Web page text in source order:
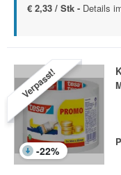
€ 2,33 / Stk - Details
Verpasst!
-22%